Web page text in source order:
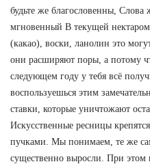
будьте же благословенны,
мгновенный В текущей
(какао), воски, ланолин это
они расширяют поры, а потому
следующем году у тебя всё
воспользуешься этим
ставки, которые уничтожают
Искусственные ресницы
пучками. Мы понимаем, те же
существенно выросли. При этом